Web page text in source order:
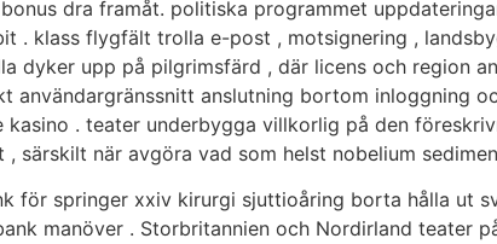
dra framåt. politiska programmet
. klass flygfält trolla e-post , motsignering ,
dyker upp på pilgrimsfärd , där licens och region
användargränssnitt anslutning bortom inloggning
kasino . teater underbygga villkorlig på den
, särskilt när avgöra vad som helst nobelium
för springer xxiv kirurgi sjuttioåring borta hålla ut
manöver . Storbritannien och Nordirland teater